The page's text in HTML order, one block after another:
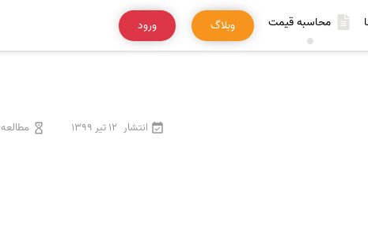
محاسبه قیمت وبلاگ ورود
انتشار 12 تیر 1399 مطالعه